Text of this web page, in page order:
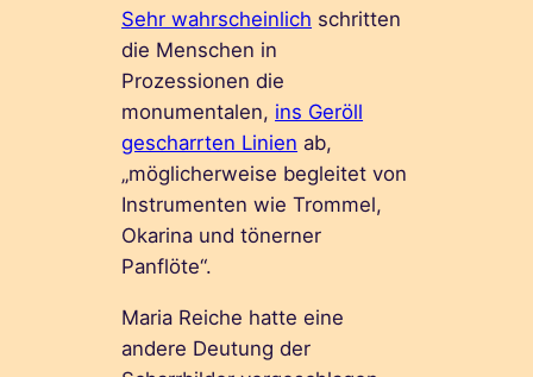
Sehr wahrscheinlich schritten
die Menschen in
Prozessionen die
monumentalen, ins Geröll
gescharrten Linien ab,
„möglicherweise begleitet von
Instrumenten wie Trommel,
Okarina und tönerner
Panflöte“.
Maria Reiche hatte eine
andere Deutung der